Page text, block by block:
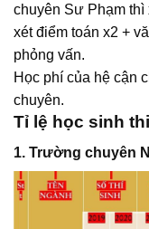
chuyên Sư Phạm thì
xét điểm toán x2 +
phỏng vấn.
Học phí của hệ cận
chuyên.
Tỉ lệ học sinh
1. Trường chuyên